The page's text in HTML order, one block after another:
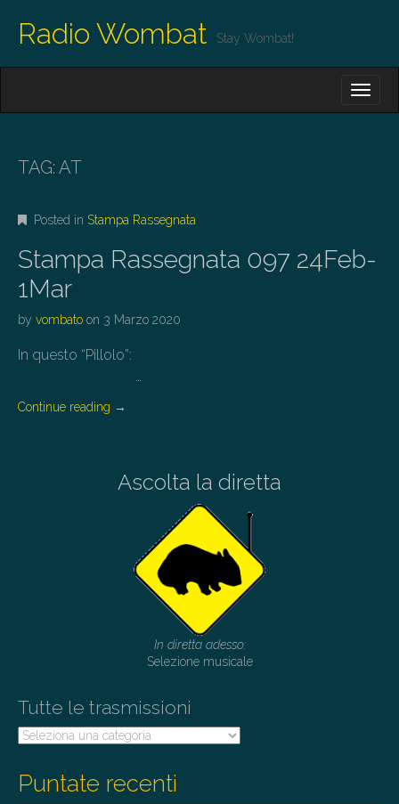
Radio Wombat Stay Wombat!
N
M
N
U
O
C
T
N
TAG: AT
Posted in Stampa Rassegnata
Stampa Rassegnata 097 24Feb-
1Mar
by vombato on 3 Marzo 2020
In questo “Pillolo”:
…
Continue reading →
Ascolta la diretta
In diretta adesso:
Selezione musicale
Tutte le trasmissioni
Tutte
Puntate recenti